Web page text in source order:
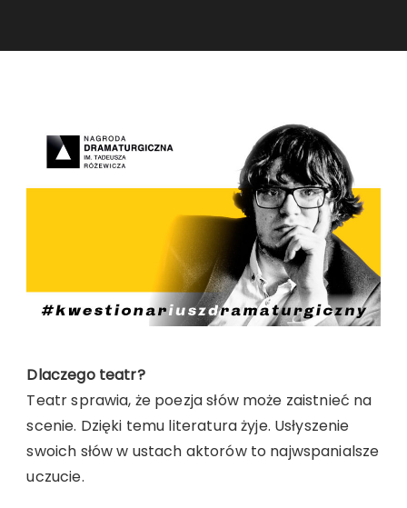
Dlaczego teatr?
Teatr sprawia, że poezja słów może zaistnieć na
scenie. Dzięki temu literatura żyje. Usłyszenie
swoich słów w ustach aktorów to najwspanialsze
uczucie.